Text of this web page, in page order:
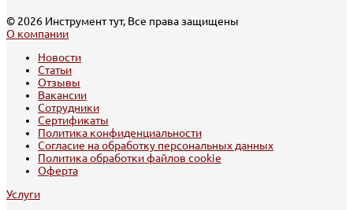
© 2026 Инструмент тут, Все права защищены
О компании
Новости
Статьи
Отзывы
Вакансии
Сотрудники
Сертификаты
Политика конфиденциальности
Согласие на обработку персональных данных
Политика обработки файлов cookie
Оферта
Услуги